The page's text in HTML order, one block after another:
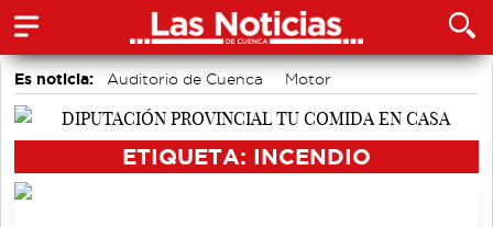
Es noticia: Auditorio de Cuenca
Motor
accidentes laborales
ETIQUETA: INCENDIO